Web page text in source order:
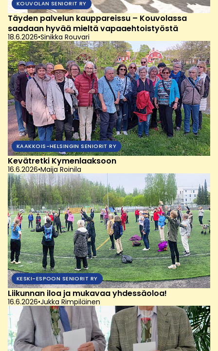
KOUVOLAN SENIORIT RY
Täyden palvelun kauppareissu – Kouvolassa
saadaan hyvää mieltä vapaaehtoistyöstä
18.6.2026•Sinikka Rouvari
KAAKKOIS-HELSINGIN SENIORIT RY
Kevätretki Kymenlaaksoon
16.6.2026•Maija Roinila
KESKI-ESPOON SENIORIT RY
Liikunnan iloa ja mukavaa yhdessäoloa!
16.6.2026•Jukka Rimpiläinen